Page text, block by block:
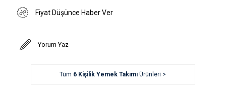
Fiyat Düşünce Haber Ver
Yorum Yaz
Tüm 6 Kişilik Yemek Takımı Ürünleri >